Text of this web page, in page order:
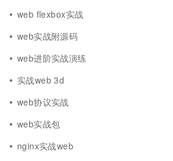
web flexbox实战
web实战附源码
web进阶实战演练
实战web 3d
web协议实战
web实战包
nginx实战web